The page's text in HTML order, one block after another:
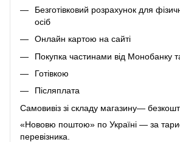
Безготівковий розрахунок для
осіб
Онлайн картою на сайті
Покупка частинами від Монобанку
Готівкою
Післяплата
Самовивіз зі складу магазину—
«Нововю поштою» по Україні — за
перевізника.